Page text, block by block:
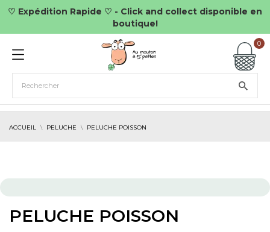
♡ Expédition Rapide ♡ - Click and collect disponible en
boutique!
0
ACCUEIL PELUCHE PELUCHE POISSON
PELUCHE POISSON